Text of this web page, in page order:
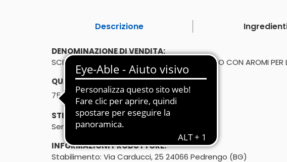
Descrizione
DENOMINAZIONE DI VENDITA:
SCIROPPO DI ORZATA - SCIROPPO AL BENZOINO CON AROMI PER
QUANTITÀ:
750ml
℮
STILE DI VITA:
Senza glutine
INFORMAZIONI PRODUTTORE:
Stabilimento: Via Carducci, 25 24066 Pedrengo (BG)